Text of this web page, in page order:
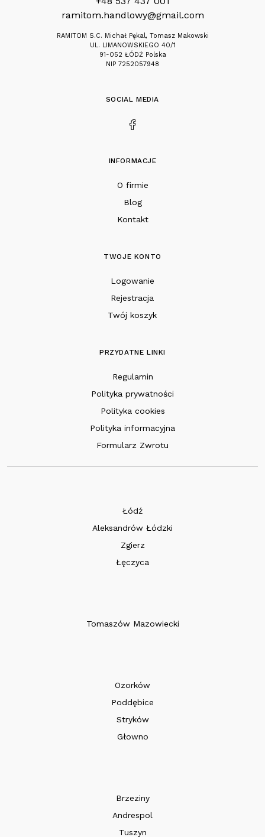
ramitom.handlowy@gmail.com
RAMITOM S.C. Michał Pękal, Tomasz Makowski
UL. LIMANOWSKIEGO 40/1
91-052 ŁÓDŹ Polska
NIP 7252057948
INFORMACJE
O firmie
Blog
Kontakt
TWOJE KONTO
Logowanie
Rejestracja
Twój koszyk
PRZYDATNE LINKI
Regulamin
Polityka prywatności
Polityka cookies
Polityka informacyjna
Formularz Zwrotu
SOCIAL MEDIA
Łódź
Aleksandrów Łódzki
Zgierz
Łęczyca
Ozorków
Poddębice
Stryków
Głowno
Brzeziny
Andrespol
Tuszyn
Tomaszów Mazowiecki